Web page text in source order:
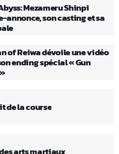
Mezameru Shinpi
annonce, son casting et sa
of Reiwa dévoile une vidéo
ending spécial « Gun
de la course
arts martiaux